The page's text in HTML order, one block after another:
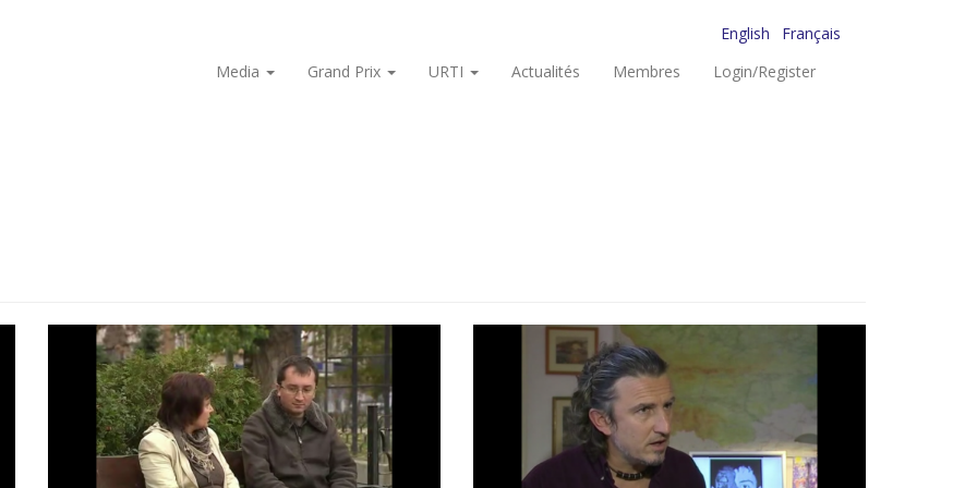
English
Français
Media
Grand Prix URTI Actualités Membres Login/Register